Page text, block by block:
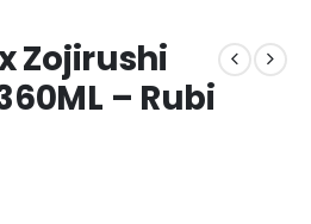
Zojirushi
– Rubi